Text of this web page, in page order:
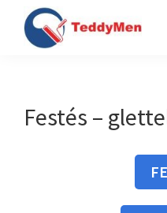
Ugrás
és
Pest
Festés –